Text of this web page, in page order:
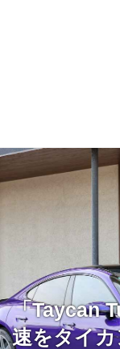
「Taycan
速をタイ